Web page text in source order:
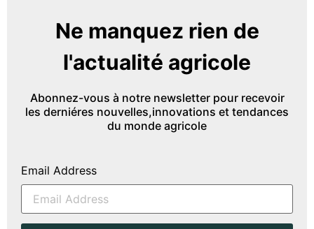
Ne manquez rien de
l'actualité agricole
Abonnez-vous à notre newsletter pour recevoir
les derniéres nouvelles,innovations et tendances
du monde agricole
Email Address